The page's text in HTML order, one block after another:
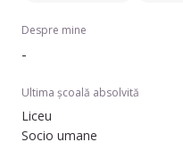
Despre mine
-
Ultima școală absolvită
Liceu
Socio umane